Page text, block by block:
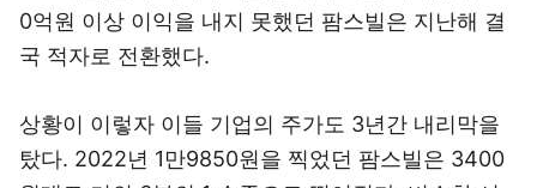
0억원 이상 이익을 내지 못했던 팜스빌은 지난해 결
국 적자로 전환했다.
상황이 이렇자 이들 기업의 주가도 3년간 내리막을
탔다. 2022년 1만9850원을 찍었던 팜스빌은 3400